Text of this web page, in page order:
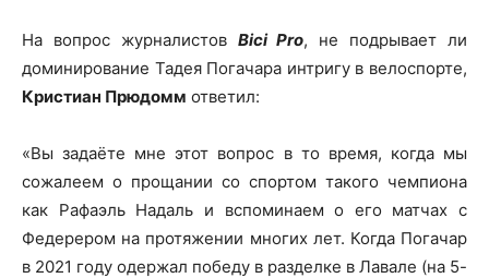
На вопрос журналистов Bici Pro, не подрывает ли
доминирование Тадея Погачара интригу в велоспорте,
Кристиан Прюдомм ответил:
«Вы задаёте мне этот вопрос в то время, когда мы
сожалеем о прощании со спортом такого чемпиона
как Рафаэль Надаль и вспоминаем о его матчах с
Федерером на протяжении многих лет. Когда Погачар
в 2021 году одержал победу в разделке в Лавале (на 5-